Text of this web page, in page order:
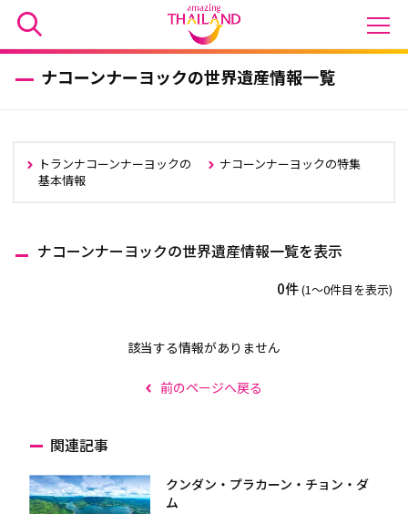
ナコーンナーヨックの世界遺産情報一覧
トランナコーンナーヨックの
基本情報
ナコーンナーヨックの特集
ナコーンナーヨックの世界遺産情報一覧を表示
0件(1〜0件目を表示)
該当する情報がありません
前のページへ戻る
関連記事
クンダン・プラカーン・チョン・ダ
ム